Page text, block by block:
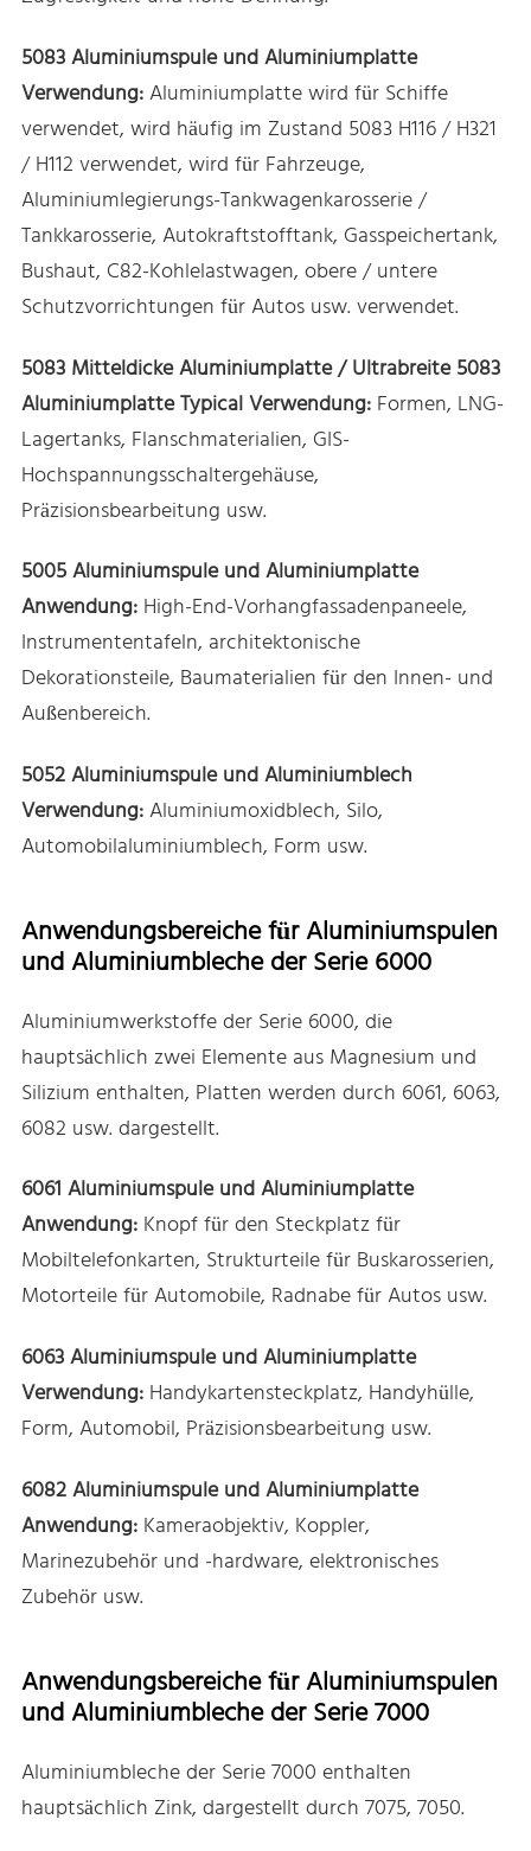
5083 Aluminiumspule und Aluminiumplatte
Verwendung:Aluminiumplatte wird für Schiffe
verwendet, wird häufig im Zustand 5083 H116 / H321
/ H112 verwendet, wird für Fahrzeuge,
Aluminiumlegierungs-Tankwagenkarosserie /
Tankkarosserie, Autokraftstofftank, Gasspeichertank,
Bushaut, C82-Kohlelastwagen, obere / untere
Schutzvorrichtungen für Autos usw. verwendet.
5083 Mitteldicke Aluminiumplatte / Ultrabreite 5083
Aluminiumplatte Typical Verwendung:Formen, LNG-
Lagertanks, Flanschmaterialien, GIS-
Hochspannungsschaltergehäuse,
Präzisionsbearbeitung usw.
5005 Aluminiumspule und Aluminiumplatte
Anwendung:High-End-Vorhangfassadenpaneele,
Instrumententafeln, architektonische
Dekorationsteile, Baumaterialien für den Innen- und
Außenbereich.
5052 Aluminiumspule und Aluminiumblech
Verwendung:Aluminiumoxidblech, Silo,
Automobilaluminiumblech, Form usw.
Anwendungsbereiche für Aluminiumspulen
und Aluminiumbleche der Serie 6000
Aluminiumwerkstoffe der Serie 6000, die
hauptsächlich zwei Elemente aus Magnesium und
Silizium enthalten, Platten werden durch 6061, 6063,
6082 usw. dargestellt.
6061 Aluminiumspule und Aluminiumplatte
Anwendung:Knopf für den Steckplatz für
Mobiltelefonkarten, Strukturteile für Buskarosserien,
Motorteile für Automobile, Radnabe für Autos usw.
6063 Aluminiumspule und Aluminiumplatte
Verwendung:Handykartensteckplatz, Handyhülle,
Form, Automobil, Präzisionsbearbeitung usw.
6082 Aluminiumspule und Aluminiumplatte
Anwendung:Kameraobjektiv, Koppler,
Marinezubehör und -hardware, elektronisches
Zubehör usw.
Anwendungsbereiche für Aluminiumspulen
und Aluminiumbleche der Serie 7000
Aluminiumbleche der Serie 7000 enthalten
hauptsächlich Zink, dargestellt durch 7075, 7050.